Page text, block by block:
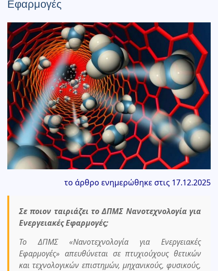
Εφαρμογές
το άρθρο ενημερώθηκε στις 17.12.2025
Σε ποιον ταιριάζει το ΔΠΜΣ Νανοτεχνολογία για
Ενεργειακές Εφαρμογές;
Το ΔΠΜΣ «Νανοτεχνολογία για Ενεργειακές
Εφαρμογές» απευθύνεται σε πτυχιούχους θετικών
και τεχνολογικών επιστημών, μηχανικούς, φυσικούς,